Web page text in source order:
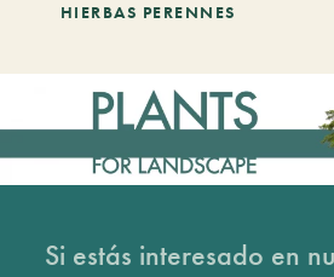
HIERBAS PERENNES
Si estás interesado en